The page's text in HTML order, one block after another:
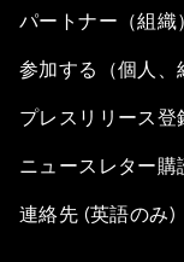
パートナー（組織
参加する（個人、
プレスリリース登
ニュースレター購
連絡先 (英語のみ)